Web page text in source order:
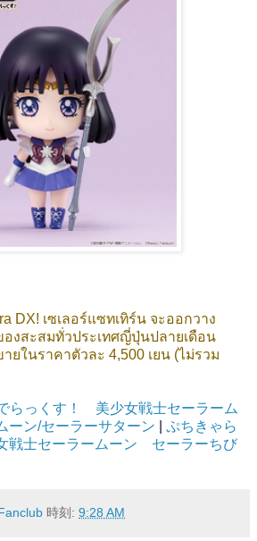
เซเลอร์แซทเทิร์น จะออกวาง
งสะสมทั่วประเทศญี่ปุ่นปลายเดือน
ยในราคาตัวละ 4,500 เยน (ไม่รวม
らっくす！ 美少女戦士セーラーム
ン/セーラーサターン
ぷちきゃら
戦士セーラームーン セーラーちび
時刻: 9:28 AM